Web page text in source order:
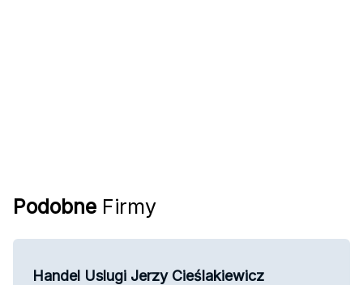
Podobne Firmy
Handel Uslugi Jerzy Cieślakiewicz